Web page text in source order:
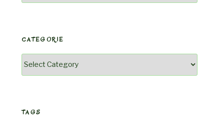
CATEGORIE
Categorie
TAGS